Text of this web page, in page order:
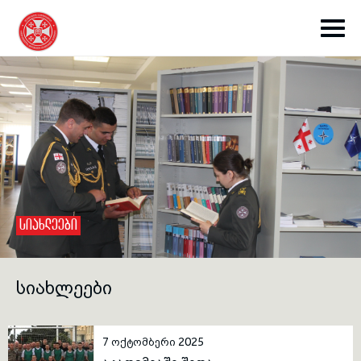
toggle submenu
toggle submenu
ᲡᲘᲐᲮᲚᲔᲔᲑᲘ
ᲡᲘᲐᲮᲚᲔᲔᲑᲘ
7 ოქტომბერი 2025